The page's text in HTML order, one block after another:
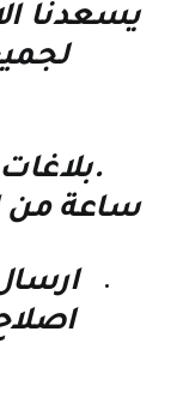
يسعدنا
ساعة من